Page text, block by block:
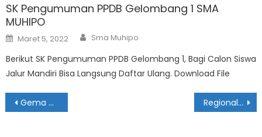
SK Pengumuman PPDB Gelombang 1 SMA
MUHIPO
Posted
on
Maret 5, 2022 Author
Sma Muhipo
Berikut SK Pengumuman PPDB Gelombang 1, Bagi Calon Siswa
Jalur Mandiri Bisa Langsung Daftar Ulang. Download File
Navigasi
Gema Harmoni Iringi Pembukaan Regional Meeting LPCR-PM Muhammadiyah di Ponorogo Regional Meeting LPCRPM Resmi Dibuka di SMA Muhammadiyah 1 Ponorogo